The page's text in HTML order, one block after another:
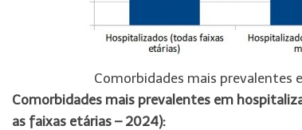
Comorbidades mais prevalentes
Comorbidades mais prevalentes em
as faixas etárias – 2024):